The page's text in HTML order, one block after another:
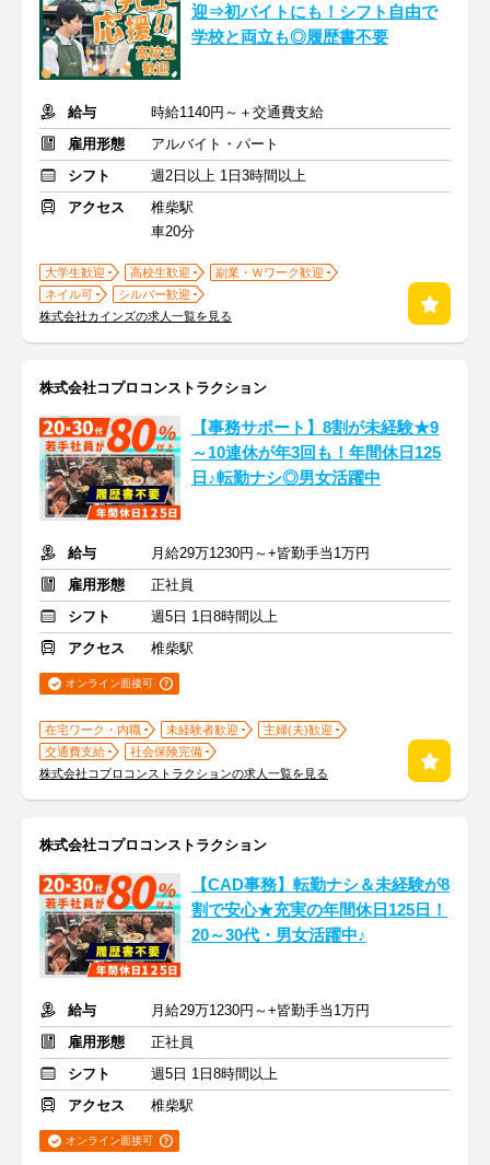
迎⇒初バイトにも！シフト自由で
学校と両立も◎履歴書不要
給与
時給1140円～＋交通費支給
雇用形態
アルバイト・パート
シフト
週2日以上 1日3時間以上
アクセス
椎柴駅
車20分
大学生歓迎 高校生歓迎
副業・Ｗワーク歓迎
ネイル可
シルバー歓迎
株式会社カインズの求人一覧を見る
株式会社コプロコンストラクション
【事務サポート】8割が未経験★9
～10連休が年3回も！年間休日125
日♪転勤ナシ◎男女活躍中
給与
月給29万1230円～+皆勤手当1万円
雇用形態
正社員
シフト
週5日 1日8時間以上
アクセス
椎柴駅
オンライン面接可
在宅ワーク・内職 未経験者歓迎
主婦(夫)歓迎
交通費支給
社会保険完備
株式会社コプロコンストラクションの求人一覧を見る
株式会社コプロコンストラクション
【CAD事務】転勤ナシ＆未経験が8
割で安心★充実の年間休日125日！
20～30代・男女活躍中♪
給与
月給29万1230円～+皆勤手当1万円
雇用形態
正社員
シフト
週5日 1日8時間以上
アクセス
椎柴駅
オンライン面接可